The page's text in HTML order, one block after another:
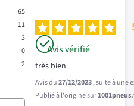
65
11
3
0
2
Avis vérifié
très bien
Avis du27/12/2023, suite à une
Publié à l'origine sur